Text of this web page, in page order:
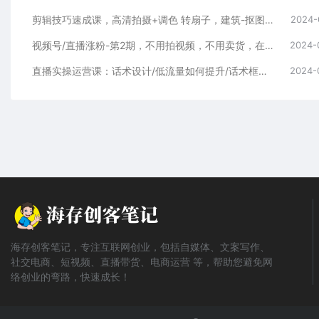
剪辑技巧速成课，高清拍摄+调色 转扇子，建筑-抠图精通，新手秒变剪辑专家
视频号/直播涨粉-第2期，不用拍视频，不用卖货，在直播间做菜，就可以搞钱 2024-
直播实操运营课：话术设计/低流量如何提升/话术框架/全场燃爆/非常干货 2024-
海存创客笔记，专注互联网创业，包括自媒体、文案写作、
社交电商、短视频、直播带货、电商运营 等，帮助您避免网
络创业的弯路，快速成长！